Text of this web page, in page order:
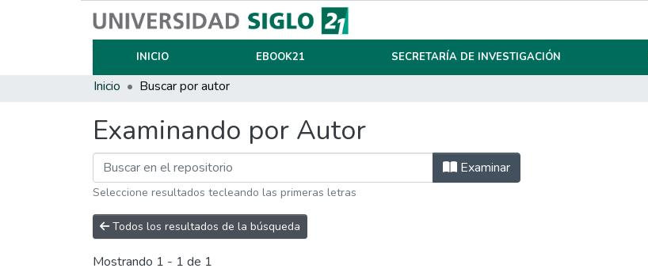
INICIO EBOOK21 SECRETARÍA DE INVESTIGACIÓN
Inicio Buscar por autor
Examinando por Autor
Examinar
Seleccione resultados tecleando las primeras letras
Todos los resultados de la búsqueda
Mostrando 1 - 1 de 1